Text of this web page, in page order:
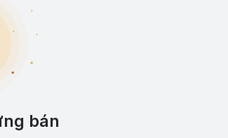
bán